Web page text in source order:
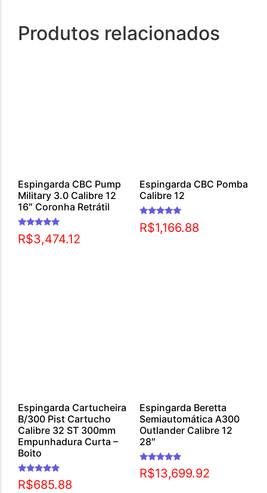
Produtos relacionados
Espingarda CBC Pump
Military 3.0 Calibre 12
16″ Coronha Retrátil
Avaliação
5.00
R$3,474.12
Espingarda CBC Pomba
Calibre 12
Avaliação
5.00
R$1,166.88
Espingarda Cartucheira
B/300 Pist Cartucho
Calibre 32 ST 300mm
Empunhadura Curta –
Boito
Avaliação
5.00
R$685.88
Espingarda Beretta
Semiautomática A300
Outlander Calibre 12
28″
Avaliação
5.00
R$13,699.92